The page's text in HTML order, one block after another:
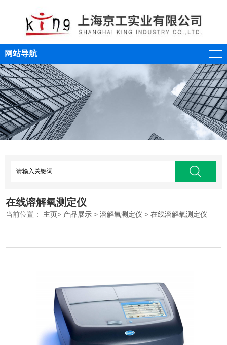
网站导航
在线溶解氧测定仪
当前位置： 主页> 产品展示 >溶解氧测定仪 >在线溶解氧测定仪